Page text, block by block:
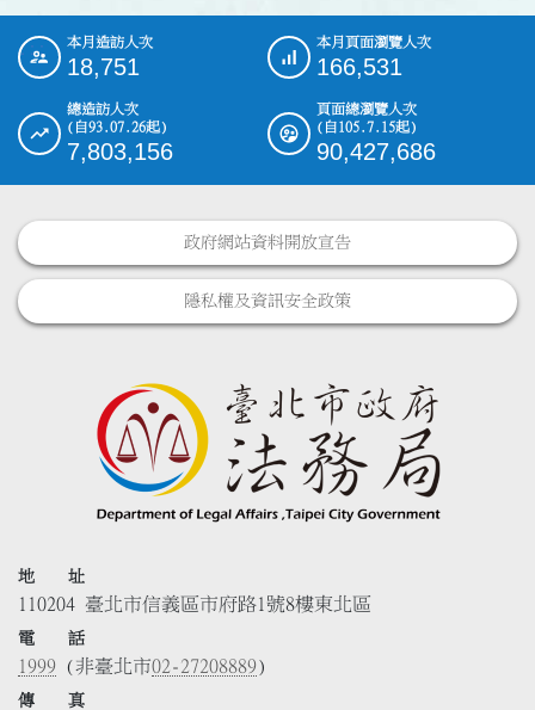
::: 本月造訪人次
18,751
本月頁面瀏覽人次
166,531
總造訪人次
(自93.07.26起)
7,803,156
頁面總瀏覽人次
(自105.7.15起)
90,427,686
政府網站資料開放宣告
隱私權及資訊安全政策
地 址
110204 臺北市信義區市府路1號8樓東北區
電 話
1999 (非臺北市02-27208889)
傳 真